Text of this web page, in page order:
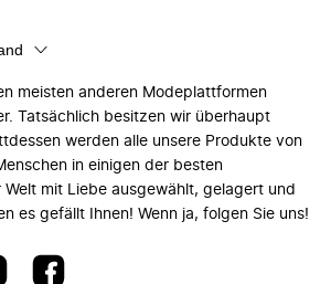
meisten anderen Modeplattformen
Tatsächlich besitzen wir überhaupt
werden alle unsere Produkte von
in einigen der besten
mit Liebe ausgewählt, gelagert und
es gefällt Ihnen! Wenn ja, folgen Sie uns!